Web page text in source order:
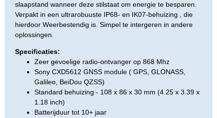
slaapstand wanneer deze stilstaat om energie te besparen.
Verpakt in een ultrarobuuste IP68- en IK07-behuizing , die
hierdoor Weerbestendig is. Simpel te intergeren in andere
oplossingen.
Specificaties:
Zeer gevoelige radio-ontvanger op 868 Mhz
Sony CXD5612 GNSS module ( GPS, GLONASS,
Galileo, BeiDou QZSS)
Standard behuizing - 108 x 86 x 30 mm (4.25 x 3.39 x
1.18 inch)
Batterijduur tot 10+ jaar